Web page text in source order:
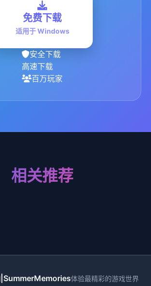
免费下载
适用于 Windows
安全下载
高速下载
百万玩家
相关推荐
体验最精彩的游戏世界